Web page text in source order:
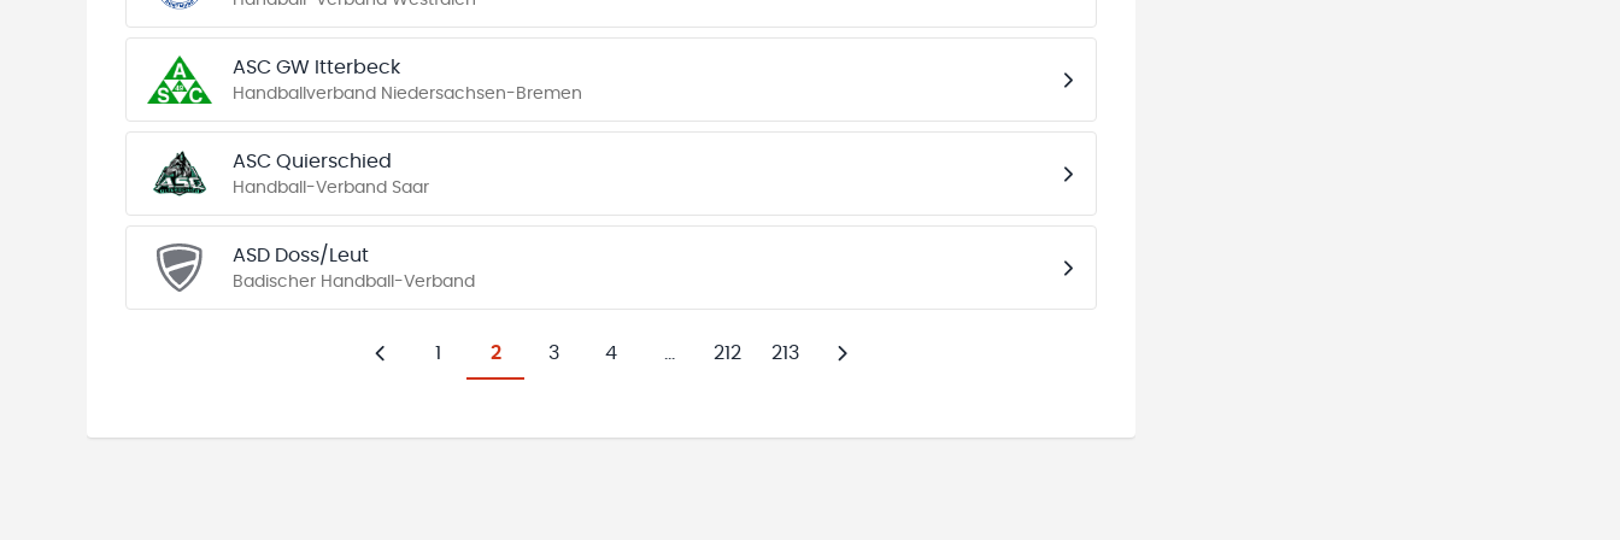
ASC GW Itterbeck
Handballverband Niedersachsen-Bremen
ASC Quierschied
Handball-Verband Saar
ASD Doss/Leut
Badischer Handball-Verband
Zurück
1 2 3 4 212 213
Weiter